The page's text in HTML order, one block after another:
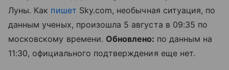
Луны. Как пишет Sky.com, необычная ситуация, по
данным ученых, произошла 5 августа в 09:35 по
московскому времени. Обновлено: по данным на
11:30, официального подтверждения еще нет.